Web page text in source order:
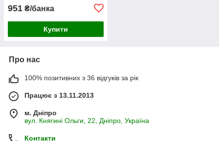
951 ₴/банка
Купити
Про нас
100% позитивних з 36 відгуків за рік
Працює з 13.11.2013
м. Дніпро
вул. Княгині Ольги, 22, Дніпро, Україна
Контакти